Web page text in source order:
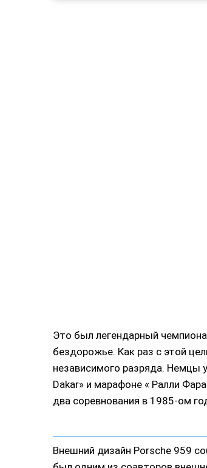
Это был легендарный
бездорожье. Как раз с этой
независимого разряда. Немцы
Dakar» и марафоне « Ралли
два соревнования в 1985-ом
Внешний дизайн Porsche 959